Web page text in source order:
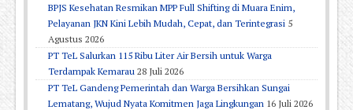
BPJS Kesehatan Resmikan MPP Full Shifting di Muara Enim,
Pelayanan JKN Kini Lebih Mudah, Cepat, dan Terintegrasi 5
Agustus 2026
PT TeL Salurkan 115 Ribu Liter Air Bersih untuk Warga
Terdampak Kemarau 28 Juli 2026
PT TeL Gandeng Pemerintah dan Warga Bersihkan Sungai
Lematang, Wujud Nyata Komitmen Jaga Lingkungan 16 Juli 2026